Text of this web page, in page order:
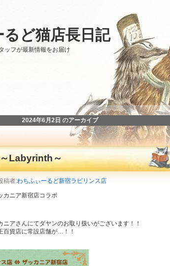
ど猫店長日記
ッフが最新情報をお届け
2024年6月2日 のアーカイブ
Labyrinth～
稿者:わちふぃーるど新宿ラビリンス店
カニア新宿店コラボ
ニアさんにてダヤンのお取り扱いがございます！！
百貨店に常設店舗が…！！